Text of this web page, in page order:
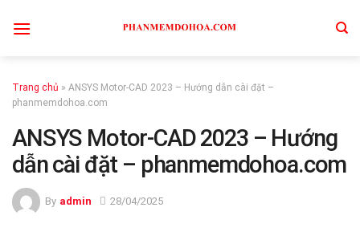
Trang chủ » ANSYS Motor-CAD 2023 – Hướng dẫn cài đặt –
phanmemdohoa.com
ANSYS Motor-CAD 2023 – Hướng
dẫn cài đặt – phanmemdohoa.com
By admin 28/04/2025